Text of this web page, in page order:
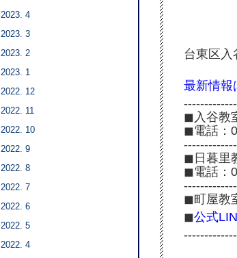
台東区入
最新情報
◼︎入谷教
◼︎電話：
◼︎日暮里
◼︎電話：
◼︎町屋教
◼︎公式
2023. 4
2023. 3
2023. 2
2023. 1
2022. 12
2022. 11
2022. 10
2022. 9
2022. 8
2022. 7
2022. 6
2022. 5
2022. 4